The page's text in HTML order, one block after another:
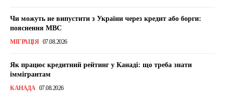
Чи можуть не випустити з України через кредит або борги:
пояснення МВС
МІГРАЦІЯ 07.08.2026
Як працює кредитний рейтинг у Канаді: що треба знати
іммігрантам
КАНАДА 07.08.2026